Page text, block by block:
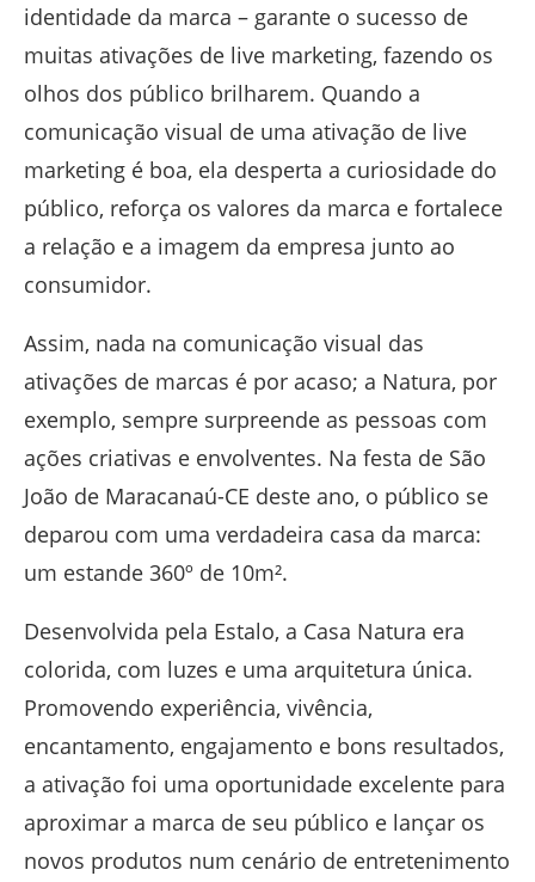
identidade da marca – garante o sucesso de
muitas ativações de live marketing, fazendo os
olhos dos público brilharem. Quando a
comunicação visual de uma ativação de live
marketing é boa, ela desperta a curiosidade do
público, reforça os valores da marca e fortalece
a relação e a imagem da empresa junto ao
consumidor.
Assim, nada na comunicação visual das
ativações de marcas é por acaso; a Natura, por
exemplo, sempre surpreende as pessoas com
ações criativas e envolventes. Na festa de São
João de Maracanaú-CE deste ano, o público se
deparou com uma verdadeira casa da marca:
um estande 360º de 10m².
Desenvolvida pela Estalo, a Casa Natura era
colorida, com luzes e uma arquitetura única.
Promovendo experiência, vivência,
encantamento, engajamento e bons resultados,
a ativação foi uma oportunidade excelente para
aproximar a marca de seu público e lançar os
novos produtos num cenário de entretenimento